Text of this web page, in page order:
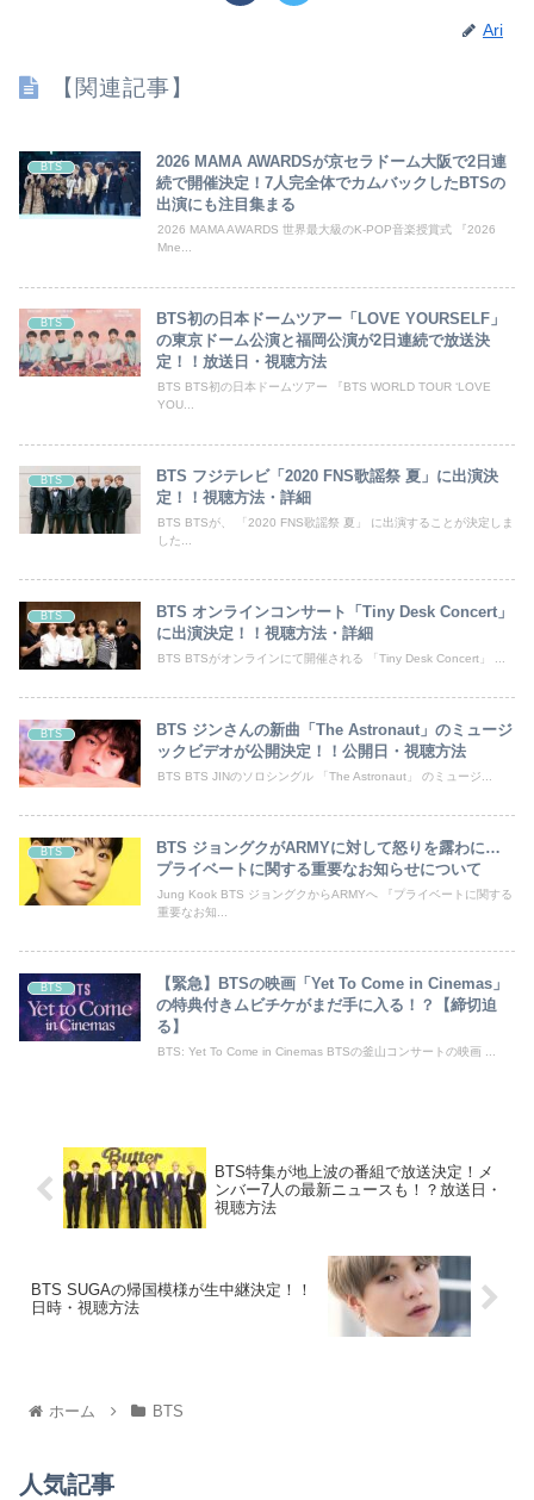
Ari
【関連記事】
BTS
2026 MAMA AWARDSが京セラドーム大阪で2日連
続で開催決定！7人完全体でカムバックしたBTSの
出演にも注目集まる
2026 MAMA AWARDS 世界最大級のK-POP音楽授賞式 『2026
Mne...
BTS
BTS初の日本ドームツアー「LOVE YOURSELF」
の東京ドーム公演と福岡公演が2日連続で放送決
定！！放送日・視聴方法
BTS BTS初の日本ドームツアー 『BTS WORLD TOUR ‘LOVE
YOU...
BTS
BTS フジテレビ「2020 FNS歌謡祭 夏」に出演決
定！！視聴方法・詳細
BTS BTSが、 「2020 FNS歌謡祭 夏」 に出演することが決定しま
した...
BTS
BTS オンラインコンサート「Tiny Desk Concert」
に出演決定！！視聴方法・詳細
BTS BTSがオンラインにて開催される 「Tiny Desk Concert」 ...
BTS
BTS ジンさんの新曲「The Astronaut」のミュージ
ックビデオが公開決定！！公開日・視聴方法
BTS BTS JINのソロシングル 「The Astronaut」 のミュージ...
BTS
BTS ジョングクがARMYに対して怒りを露わに…
プライベートに関する重要なお知らせについて
Jung Kook BTS ジョングクからARMYへ 『プライベートに関する
重要なお知...
BTS
【緊急】BTSの映画「Yet To Come in Cinemas」
の特典付きムビチケがまだ手に入る！？【締切迫
る】
BTS: Yet To Come in Cinemas BTSの釜山コンサートの映画 ...
BTS特集が地上波の番組で放送決定！メ
ンバー7人の最新ニュースも！？放送日・
視聴方法
BTS SUGAの帰国模様が生中継決定！！
日時・視聴方法
ホーム BTS
人気記事